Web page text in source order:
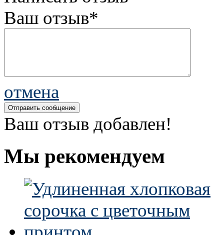
Ваш отзыв*
отмена
Ваш отзыв добавлен!
Мы рекомендуем